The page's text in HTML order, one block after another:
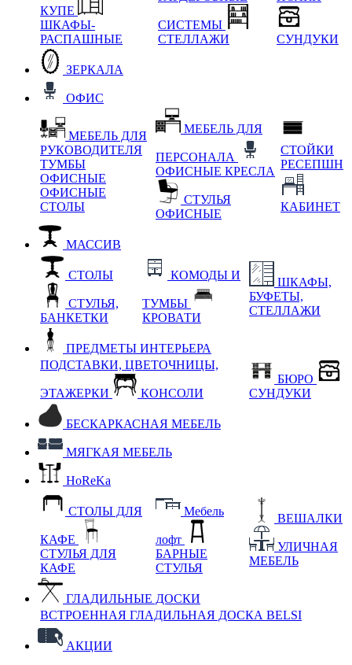
КУПЕ
ШКАФЫ-
РАСПАШНЫЕ
СИСТЕМЫ
СТЕЛЛАЖИ
СУНДУКИ
ЗЕРКАЛА
ОФИС
МЕБЕЛЬ ДЛЯ
РУКОВОДИТЕЛЯ
ТУМБЫ
ОФИСНЫЕ
ОФИСНЫЕ
СТОЛЫ
МЕБЕЛЬ ДЛЯ
ПЕРСОНАЛА
ОФИСНЫЕ КРЕСЛА
СТУЛЬЯ
ОФИСНЫЕ
СТОЙКИ
РЕСЕПШН
КАБИНЕТ
МАССИВ
СТОЛЫ
СТУЛЬЯ,
БАНКЕТКИ
КОМОДЫ И
ТУМБЫ
КРОВАТИ
ШКАФЫ,
БУФЕТЫ,
СТЕЛЛАЖИ
ПРЕДМЕТЫ ИНТЕРЬЕРА
ПОДСТАВКИ, ЦВЕТОЧНИЦЫ,
ЭТАЖЕРКИ КОНСОЛИ
БЮРО
СУНДУКИ
БЕСКАРКАСНАЯ МЕБЕЛЬ
МЯГКАЯ МЕБЕЛЬ
HoReKa
СТОЛЫ ДЛЯ
КАФЕ
СТУЛЬЯ ДЛЯ
КАФЕ
Мебель
лофт
БАРНЫЕ
СТУЛЬЯ
ВЕШАЛКИ
УЛИЧНАЯ
МЕБЕЛЬ
ГЛАДИЛЬНЫЕ ДОСКИ
ВСТРОЕННАЯ ГЛАДИЛЬНАЯ ДОСКА BELSI
АКЦИИ